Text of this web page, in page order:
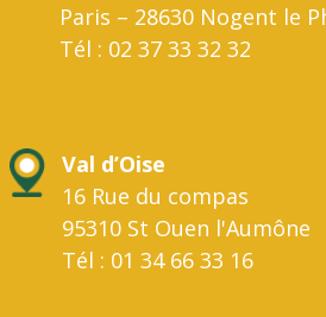
Paris – 28630 Nogent le
Tél : 02 37 33 32 32
Val d’Oise
16 Rue du compas
95310 St Ouen l'Aumône
Tél : 01 34 66 33 16